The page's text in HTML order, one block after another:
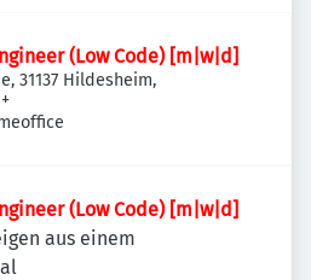
(Low Code) [m|w|d]
31137 Hildesheim,
+
(Low Code) [m|w|d]
aus einem